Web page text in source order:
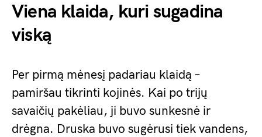
Viena klaida, kuri sugadina
viską
Per pirmą mėnesį padariau klaidą –
pamiršau tikrinti kojinės. Kai po trijų
savaičių pakėliau, ji buvo sunkesnė ir
drėgna. Druska buvo sugėrusi tiek vandens,